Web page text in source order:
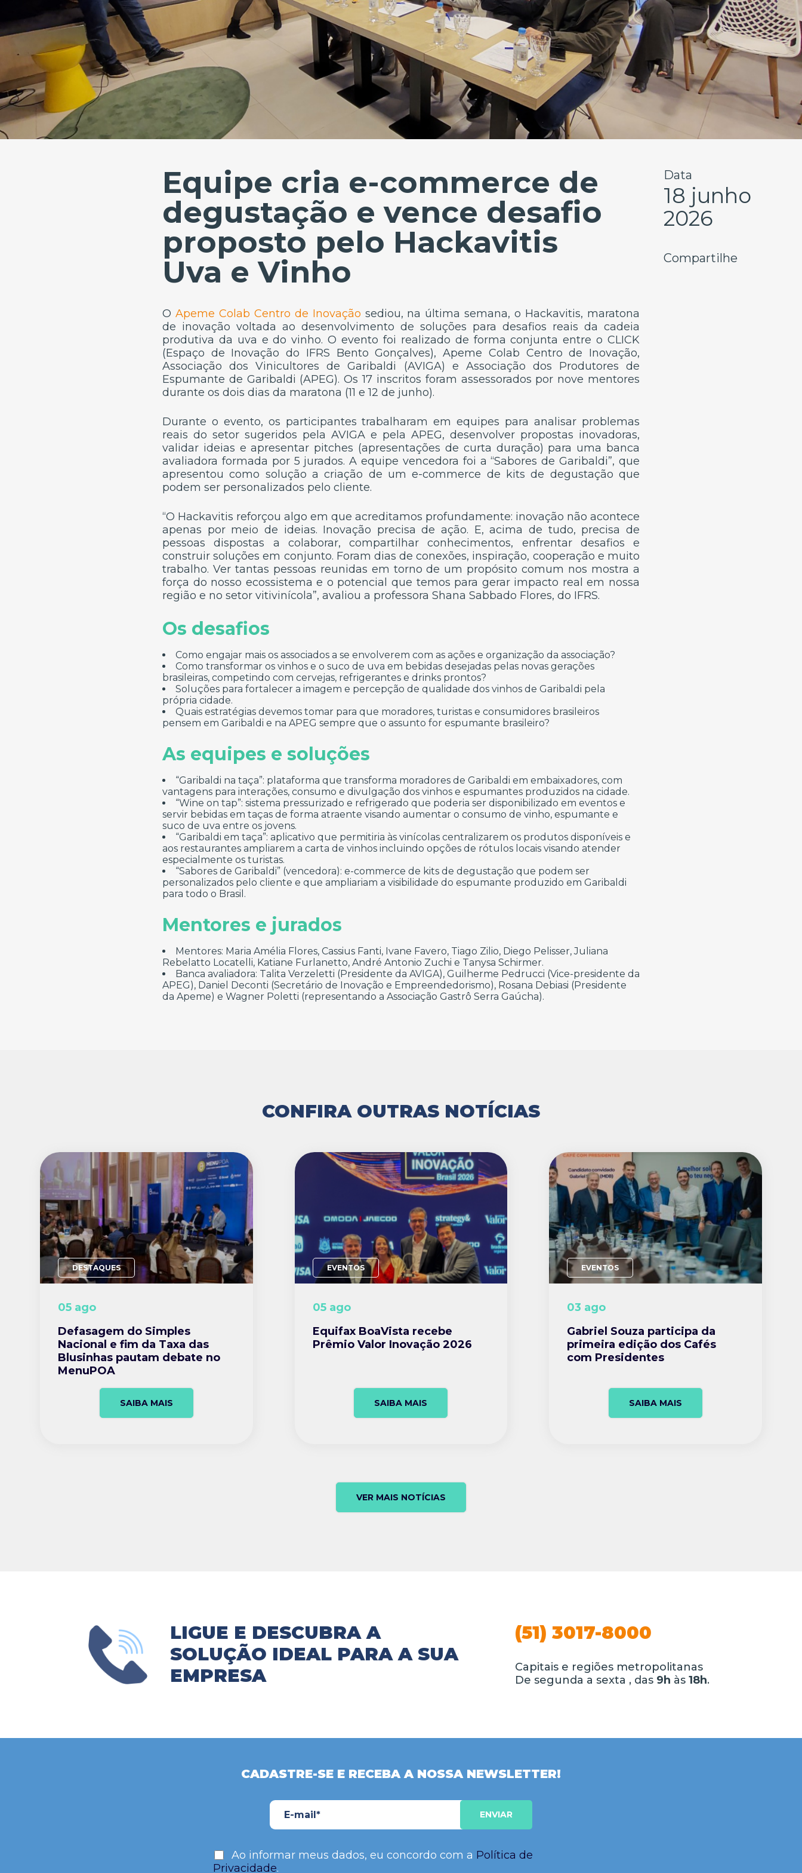
Equipe cria e-commerce de
degustação e vence desafio
proposto pelo Hackavitis
Uva e Vinho
O Apeme Colab Centro de Inovação sediou, na última semana, o Hackavitis, maratona
de inovação voltada ao desenvolvimento de soluções para desafios reais da cadeia
produtiva da uva e do vinho. O evento foi realizado de forma conjunta entre o CLICK
(Espaço de Inovação do IFRS Bento Gonçalves), Apeme Colab Centro de Inovação,
Associação dos Vinicultores de Garibaldi (AVIGA) e Associação dos Produtores de
Espumante de Garibaldi (APEG). Os 17 inscritos foram assessorados por nove mentores
durante os dois dias da maratona (11 e 12 de junho).
Durante o evento, os participantes trabalharam em equipes para analisar problemas
reais do setor sugeridos pela AVIGA e pela APEG, desenvolver propostas inovadoras,
validar ideias e apresentar pitches (apresentações de curta duração) para uma banca
avaliadora formada por 5 jurados. A equipe vencedora foi a “Sabores de Garibaldi”, que
apresentou como solução a criação de um e-commerce de kits de degustação que
podem ser personalizados pelo cliente.
“O Hackavitis reforçou algo em que acreditamos profundamente: inovação não acontece
apenas por meio de ideias. Inovação precisa de ação. E, acima de tudo, precisa de
pessoas dispostas a colaborar, compartilhar conhecimentos, enfrentar desafios e
construir soluções em conjunto. Foram dias de conexões, inspiração, cooperação e muito
trabalho. Ver tantas pessoas reunidas em torno de um propósito comum nos mostra a
força do nosso ecossistema e o potencial que temos para gerar impacto real em nossa
região e no setor vitivinícola”, avaliou a professora Shana Sabbado Flores, do IFRS.
Os desafios
Como engajar mais os associados a se envolverem com as ações e organização da associação?
Como transformar os vinhos e o suco de uva em bebidas desejadas pelas novas gerações
brasileiras, competindo com cervejas, refrigerantes e drinks prontos?
Soluções para fortalecer a imagem e percepção de qualidade dos vinhos de Garibaldi pela
própria cidade.
Quais estratégias devemos tomar para que moradores, turistas e consumidores brasileiros
pensem em Garibaldi e na APEG sempre que o assunto for espumante brasileiro?
As equipes e soluções
“Garibaldi na taça”: plataforma que transforma moradores de Garibaldi em embaixadores, com
vantagens para interações, consumo e divulgação dos vinhos e espumantes produzidos na cidade.
“Wine on tap”: sistema pressurizado e refrigerado que poderia ser disponibilizado em eventos e
servir bebidas em taças de forma atraente visando aumentar o consumo de vinho, espumante e
suco de uva entre os jovens.
“Garibaldi em taça”: aplicativo que permitiria às vinícolas centralizarem os produtos disponíveis e
aos restaurantes ampliarem a carta de vinhos incluindo opções de rótulos locais visando atender
especialmente os turistas.
“Sabores de Garibaldi” (vencedora): e-commerce de kits de degustação que podem ser
personalizados pelo cliente e que ampliariam a visibilidade do espumante produzido em Garibaldi
para todo o Brasil.
Mentores e jurados
Mentores: Maria Amélia Flores, Cassius Fanti, Ivane Favero, Tiago Zilio, Diego Pelisser, Juliana
Rebelatto Locatelli, Katiane Furlanetto, André Antonio Zuchi e Tanysa Schirmer.
Banca avaliadora: Talita Verzeletti (Presidente da AVIGA), Guilherme Pedrucci (Vice-presidente da
APEG), Daniel Deconti (Secretário de Inovação e Empreendedorismo), Rosana Debiasi (Presidente
da Apeme) e Wagner Poletti (representando a Associação Gastrô Serra Gaúcha).
Data
18 junho
2026
Compartilhe
CONFIRA OUTRAS NOTÍCIAS
DESTAQUES
05 ago
Defasagem do Simples
Nacional e fim da Taxa das
Blusinhas pautam debate no
MenuPOA
SAIBA MAIS
EVENTOS
05 ago
Equifax BoaVista recebe
Prêmio Valor Inovação 2026
SAIBA MAIS
EVENTOS
03 ago
Gabriel Souza participa da
primeira edição dos Cafés
com Presidentes
SAIBA MAIS
VER MAIS NOTÍCIAS
LIGUE E DESCUBRA A
SOLUÇÃO IDEAL PARA A SUA
EMPRESA
(51) 3017-8000
Capitais e regiões metropolitanas
De segunda a sexta , das 9h às 18h.
CADASTRE-SE E RECEBA A NOSSA NEWSLETTER!
Ao informar meus dados, eu concordo com a Política de
Privacidade.